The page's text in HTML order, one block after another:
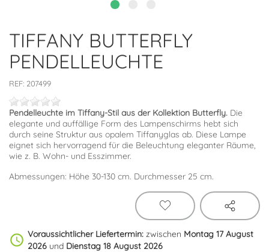
TIFFANY BUTTERFLY
PENDELLEUCHTE
REF: 207499
Pendelleuchte im Tiffany-Stil aus der Kollektion Butterfly. Die
elegante und auffällige Form des Lampenschirms hebt sich
durch seine Struktur aus opalem Tiffanyglas ab. Diese Lampe
eignet sich hervorragend für die Beleuchtung eleganter Räume,
wie z. B. Wohn- und Esszimmer.
Abmessungen: Höhe 30-130 cm. Durchmesser 25 cm.
schedule Voraussichtlicher Liefertermin: zwischen Montag 17 August
2026 und Dienstag 18 August 2026